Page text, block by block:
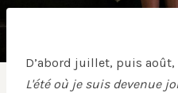
D’abord juillet, puis
L'été où je suis devenue